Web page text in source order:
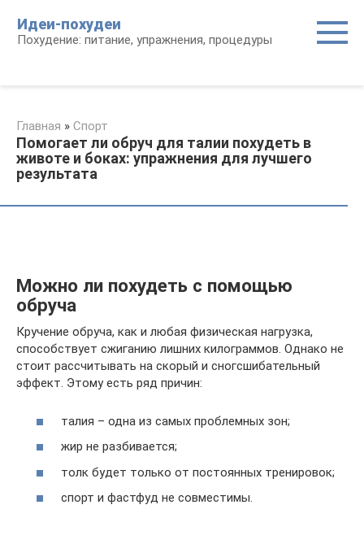
контенту
Идеи-похудеи
Похудение: питание, упражнения, процедуры
Главная » Спорт
Помогает ли обруч для талии похудеть в
животе и боках: упражнения для лучшего
результата
Можно ли похудеть с помощью
обруча
Кручение обруча, как и любая физическая нагрузка,
способствует сжиганию лишних килограммов. Однако не
стоит рассчитывать на скорый и сногсшибательный
эффект. Этому есть ряд причин:
талия – одна из самых проблемных зон;
жир не разбивается;
толк будет только от постоянных тренировок;
спорт и фастфуд не совместимы.